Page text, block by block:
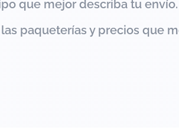
que mejor describa tu envío.
paqueterías y precios que